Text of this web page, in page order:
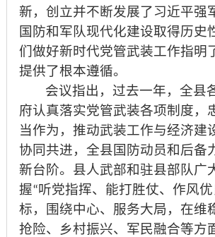
新，创立并不断发展了习近平强
国防和军队现代化建设取得历史
们做好新时代党管武装工作指明
提供了根本遵循。
会议指出，过去一年，全县
府认真落实党管武装各项制度，
当作为，推动武装工作与经济建
协同共进，全县国防动员和后备
新台阶。县人武部和驻县部队广
握“听党指挥、能打胜仗、作风优
标，围绕中心、服务大局，在维
抢险、乡村振兴、军民融合等方